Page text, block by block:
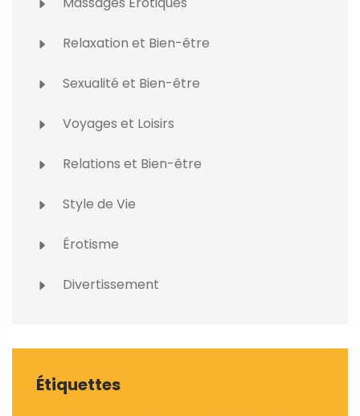
Relaxation et Bien-être
Sexualité et Bien-être
Voyages et Loisirs
Relations et Bien-être
Style de Vie
Érotisme
Divertissement
Étiquettes